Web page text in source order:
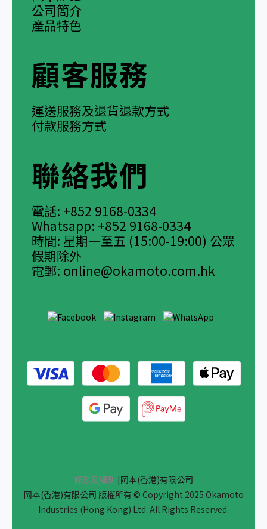
公司簡介
產品特色
顧客服務
運送服務及退貨退款方式
付款服務方式
聯絡我們
電話: +852 9168-0334
Whatsapp: +852 9168-0334
時間: 星期一至五 (15:00-19:00) 公眾
假期除外
電郵: online@okamoto.com.hk
條款及細則 |岡本(香港)有限公司
岡本(香港)有限公司 版權所有 © Copyright 2025 Okamoto
Industries (Hong Kong) Ltd. All Rights Reserved.